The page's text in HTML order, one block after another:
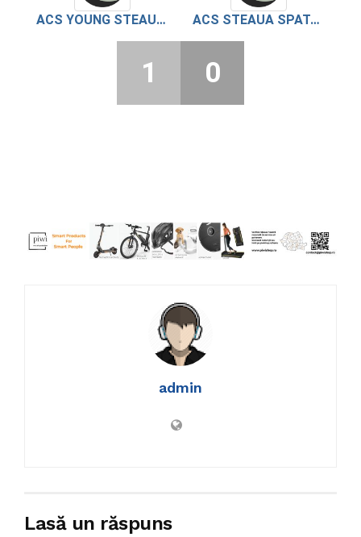
ACS YOUNG STEAUA ALEXANDRIA ACS STEAUA SPATAREI
1 0
admin
Lasă un răspuns